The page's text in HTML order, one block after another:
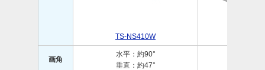
TS-NS410W
画角
水平：約90°
垂直：約47°